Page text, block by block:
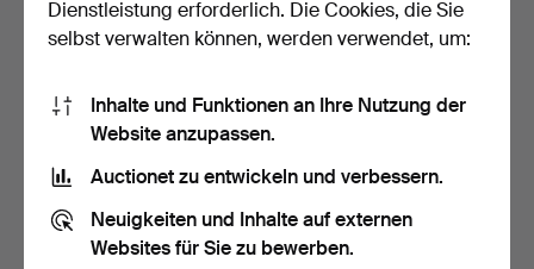
DECKENLEUCHTE,
Gestell aus Messing, 8
Schi…
6 Tage
Schätzwert
DECKENLEUCHTE,
Gestell aus Messing, 8
Schi…
6 Tage
Schätzwert
Dienstleistung erforderlich. Die Cookies, die Sie
selbst verwalten können, werden verwendet, um:
Inhalte und Funktionen an Ihre Nutzung der
Website anzupassen.
Auctionet zu entwickeln und verbessern.
Neuigkeiten und Inhalte auf externen
Websites für Sie zu bewerben.